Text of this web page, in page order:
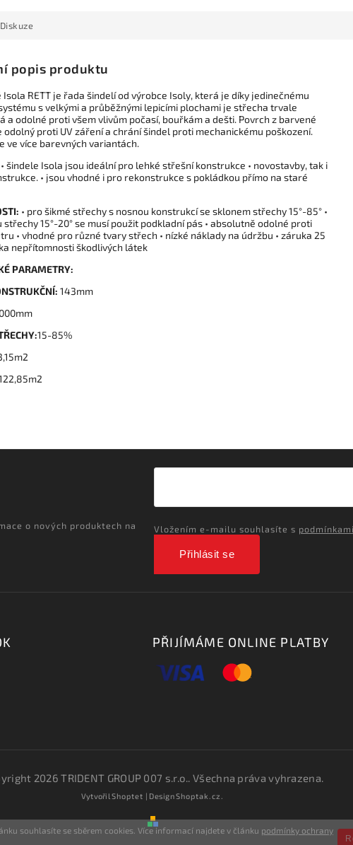
souhlasíte se sběrem cookies. Více informací najdete v článku podmínky ochrany
Diskuze
popis produktu
RETT je řada šindelí od výrobce Isoly, která je díky jedinečnému
s velkými a průběžnými lepicími plochami je střecha trvale
a odolné proti všem vlivům počasí, bouřkám a dešti. Povrch z barvené
odolný proti UV záření a chrání šindel proti mechanickému poškození.
ve více barevných variantách.
• šindele Isola jsou ideální pro lehké střešní konstrukce • novostavby, tak i
• jsou vhodné i pro rekonstrukce s pokládkou přímo na staré
• pro šikmé střechy s nosnou konstrukcí se sklonem střechy 15°-85° •
střechy 15°-20° se musí použit podkladní pás • absolutně odolné proti
• vhodné pro různé tvary střech • nízké náklady na údržbu • záruka 25
nepřítomnosti škodlivých látek
PARAMETRY:
143mm
15-85%
o nových produktech na
Vložením e-mailu souhlasíte s
Přihlásit se
PŘIJÍMÁME ONLINE PLATBY
2026TRIDENT GROUP 007 s.r.o.. Všechna práva vyhrazena.
VytvořilShoptet | DesignShoptak.cz.